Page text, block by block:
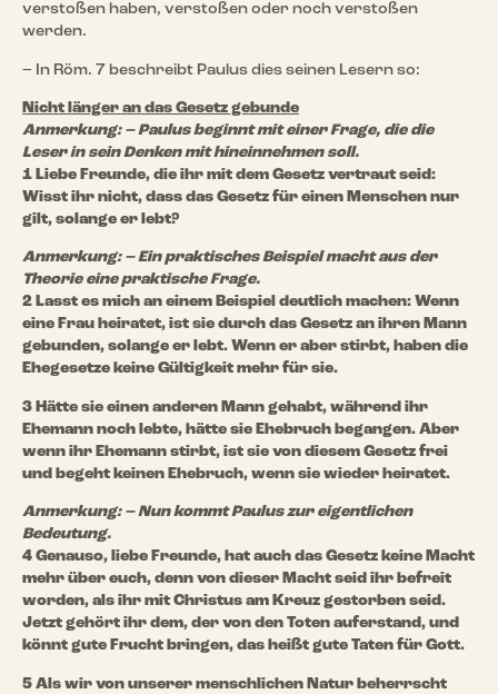
verstoßen haben, verstoßen oder noch verstoßen
werden.
– In Röm. 7 beschreibt Paulus dies seinen Lesern so:
Nicht länger an das Gesetz gebunde
Anmerkung: – Paulus beginnt mit einer Frage, die die
Leser in sein Denken mit hineinnehmen soll.
1 Liebe Freunde, die ihr mit dem Gesetz vertraut seid:
Wisst ihr nicht, dass das Gesetz für einen Menschen nur
gilt, solange er lebt?
Anmerkung: – Ein praktisches Beispiel macht aus der
Theorie eine praktische Frage.
2 Lasst es mich an einem Beispiel deutlich machen: Wenn
eine Frau heiratet, ist sie durch das Gesetz an ihren Mann
gebunden, solange er lebt. Wenn er aber stirbt, haben die
Ehegesetze keine Gültigkeit mehr für sie.
3 Hätte sie einen anderen Mann gehabt, während ihr
Ehemann noch lebte, hätte sie Ehebruch begangen. Aber
wenn ihr Ehemann stirbt, ist sie von diesem Gesetz frei
und begeht keinen Ehebruch, wenn sie wieder heiratet.
Anmerkung: – Nun kommt Paulus zur eigentlichen
Bedeutung.
4 Genauso, liebe Freunde, hat auch das Gesetz keine Macht
mehr über euch, denn von dieser Macht seid ihr befreit
worden, als ihr mit Christus am Kreuz gestorben seid.
Jetzt gehört ihr dem, der von den Toten auferstand, und
könnt gute Frucht bringen, das heißt gute Taten für Gott.
5 Als wir von unserer menschlichen Natur beherrscht